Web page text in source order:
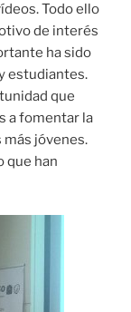
Todo ello
de interés
ha sido
estudiantes.
que
a fomentar la
jóvenes.
que han